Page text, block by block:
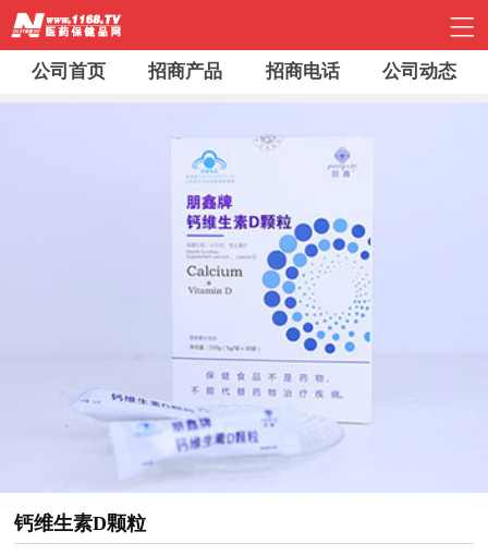
公司首页 招商产品 招商电话 公司动态
钙维生素D颗粒